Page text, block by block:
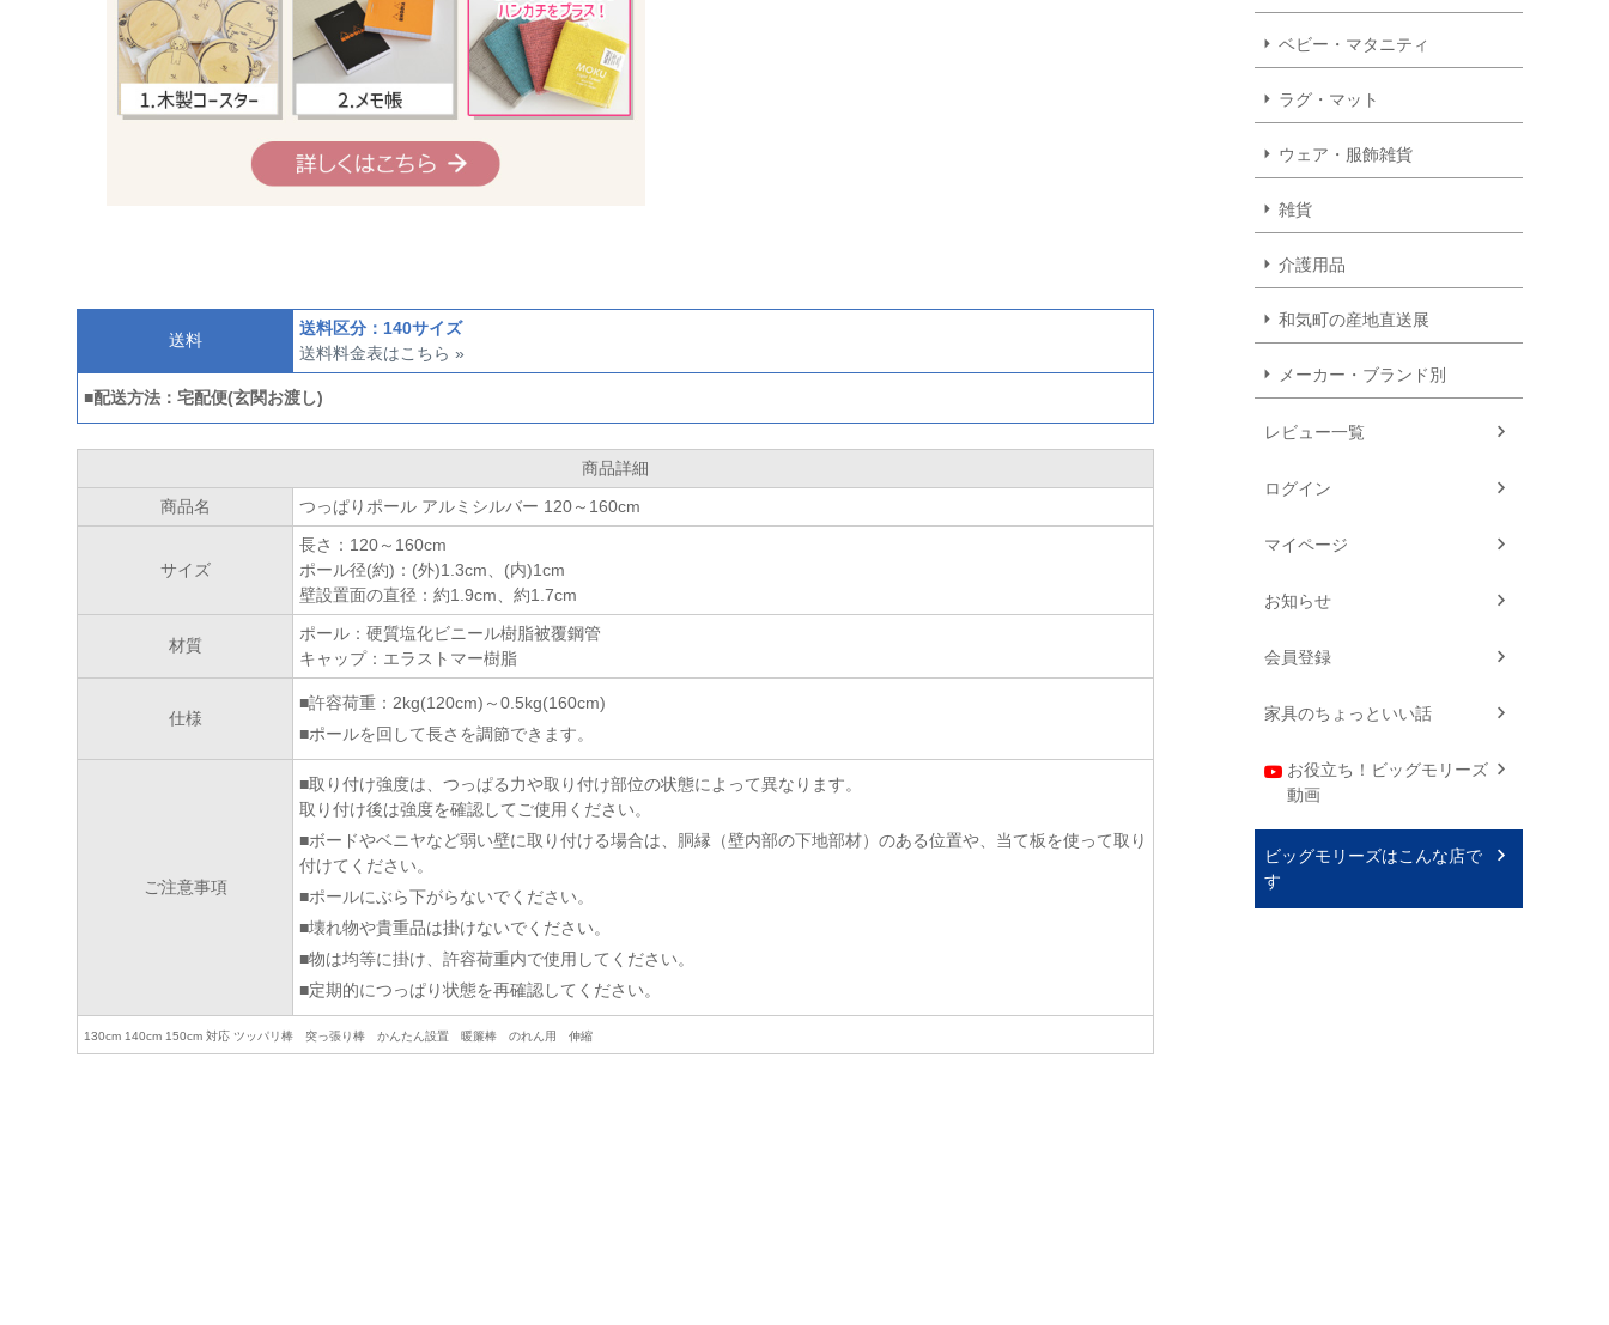
送料
送料区分：140サイズ
送料料金表はこちら »
■配送方法：宅配便(玄関お渡し)
商品詳細
商品名
つっぱりポール アルミシルバー 120～160cm
サイズ
長さ：120～160cm
ポール径(約)：(外)1.3cm、(内)1cm
壁設置面の直径：約1.9cm、約1.7cm
材質
ポール：硬質塩化ビニール樹脂被覆鋼管
キャップ：エラストマー樹脂
仕様
■許容荷重：2kg(120cm)～0.5kg(160cm)
■ポールを回して長さを調節できます。
ご注意事項
■取り付け強度は、つっぱる力や取り付け部位の状態によって異なります。
取り付け後は強度を確認してご使用ください。
■ボードやベニヤなど弱い壁に取り付ける場合は、胴縁（壁内部の下地部材）のある位置や、当て板を使って取り
付けてください。
■ポールにぶら下がらないでください。
■壊れ物や貴重品は掛けないでください。
■物は均等に掛け、許容荷重内で使用してください。
■定期的につっぱり状態を再確認してください。
130cm 140cm 150cm 対応 ツッパリ棒 突っ張り棒 かんたん設置 暖簾棒 のれん用 伸縮
ベビー・マタニティ
ラグ・マット
ウェア・服飾雑貨
雑貨
介護用品
和気町の産地直送展
メーカー・ブランド別
レビュー一覧
ログイン
マイページ
お知らせ
会員登録
家具のちょっといい話
お役立ち！ビッグモリーズ
動画
ビッグモリーズはこんな店で
す